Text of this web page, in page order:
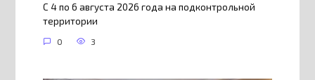
С 4 по 6 августа 2026 года на подконтрольной
территории
0 3